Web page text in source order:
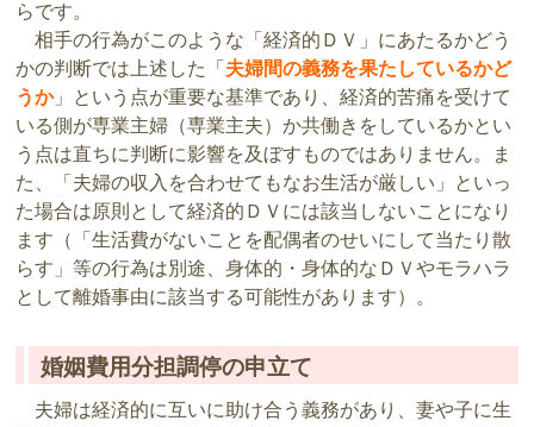
らです。
相手の行為がこのような「経済的ＤＶ」にあたるかどう
かの判断では上述した「 夫婦間の義務を果たしているかど
うか」という点が重要な基準であり、経済的苦痛を受けて
いる側が専業主婦（専業主夫）か共働きをしているかとい
う点は直ちに判断に影響を及ぼすものではありません。ま
た、「夫婦の収入を合わせてもなお生活が厳しい」といっ
た場合は原則として経済的ＤＶには該当しないことになり
ます（「生活費がないことを配偶者のせいにして当たり散
らす」等の行為は別途、身体的・身体的なＤＶやモラハラ
として離婚事由に該当する可能性があります）。
婚姻費用分担調停の申立て
夫婦は経済的に互いに助け合う義務があり、妻や子に生